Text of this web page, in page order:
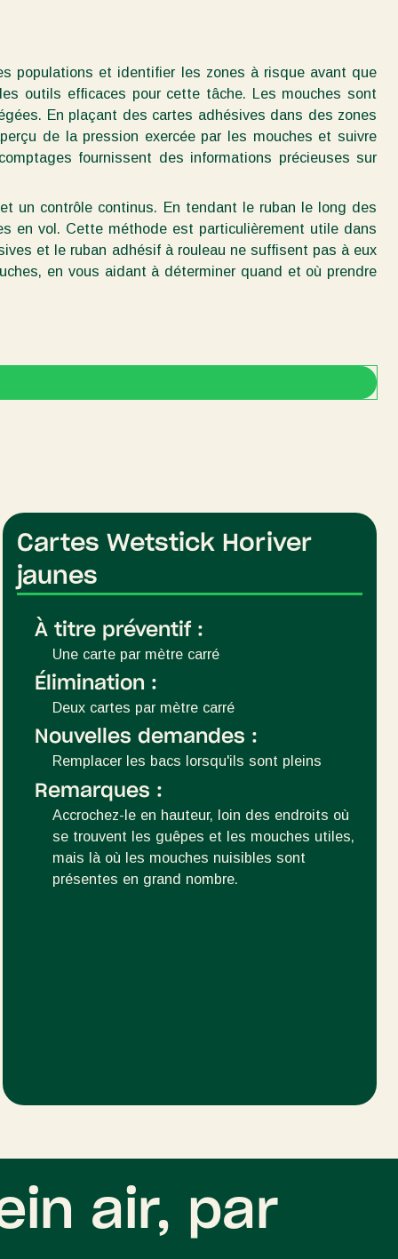
populations et identifier les zones à risque avant que
outils efficaces pour cette tâche. Les mouches sont
En plaçant des cartes adhésives dans des zones
de la pression exercée par les mouches et suivre
fournissent des informations précieuses sur
un contrôle continus. En tendant le ruban le long des
en vol. Cette méthode est particulièrement utile dans
et le ruban adhésif à rouleau ne suffisent pas à eux
en vous aidant à déterminer quand et où prendre
Cartes Wetstick Horiver
jaunes
À titre préventif :
Une carte par mètre carré
Élimination :
Deux cartes par mètre carré
Nouvelles demandes :
Remplacer les bacs lorsqu'ils sont pleins
Remarques :
Accrochez-le en hauteur, loin des endroits où
se trouvent les guêpes et les mouches utiles,
mais là où les mouches nuisibles sont
présentes en grand nombre.
air, par